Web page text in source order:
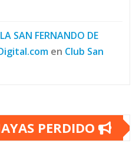
SAN FERNANDO DE
en Club San
PERDIDO